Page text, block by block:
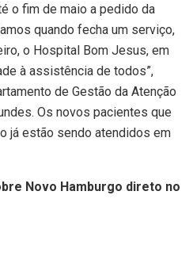
o fim de maio a pedido da
quando fecha um serviço,
o Hospital Bom Jesus, em
à assistência de todos”,
de Gestão da Atenção
Os novos pacientes que
já estão sendo atendidos em
Novo Hamburgo direto no